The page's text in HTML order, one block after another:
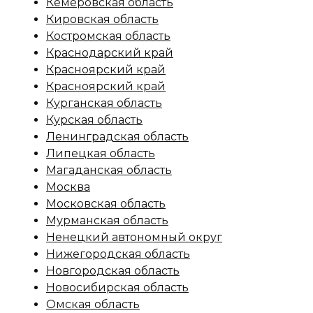
Кировская область
Костромская область
Краснодарский край
Красноярский край
Красноярский край
Курганская область
Курская область
Ленинградская область
Липецкая область
Магаданская область
Москва
Московская область
Мурманская область
Ненецкий автономный округ
Нижегородская область
Новгородская область
Новосибирская область
Омская область